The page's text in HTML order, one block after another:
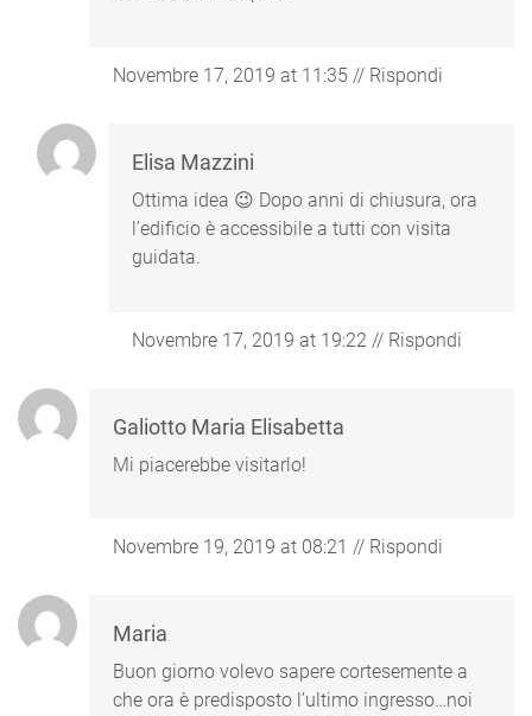
Novembre 17, 2019 at 11:35 // Rispondi
Elisa Mazzini
Ottima idea 😉 Dopo anni di chiusura, ora
l’edificio è accessibile a tutti con visita
guidata.
Novembre 17, 2019 at 19:22 // Rispondi
Galiotto Maria Elisabetta
Mi piacerebbe visitarlo!
Novembre 19, 2019 at 08:21 // Rispondi
Maria
Buon giorno volevo sapere cortesemente a
che ora è predisposto l’ultimo ingresso…noi